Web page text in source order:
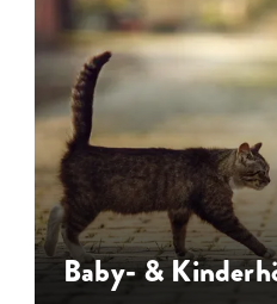
Baby- &
Urlaub mit
Hundeurlaub auf
auf